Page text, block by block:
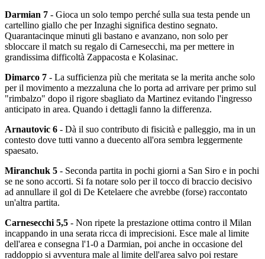
Darmian 7 - Gioca un solo tempo perché sulla sua testa pende un
cartellino giallo che per Inzaghi significa destino segnato.
Quarantacinque minuti gli bastano e avanzano, non solo per
sbloccare il match su regalo di Carnesecchi, ma per mettere in
grandissima difficoltà Zappacosta e Kolasinac.
Dimarco 7 - La sufficienza più che meritata se la merita anche solo
per il movimento a mezzaluna che lo porta ad arrivare per primo sul
"rimbalzo" dopo il rigore sbagliato da Martinez evitando l'ingresso
anticipato in area. Quando i dettagli fanno la differenza.
Arnautovic 6 - Dà il suo contributo di fisicità e palleggio, ma in un
contesto dove tutti vanno a duecento all'ora sembra leggermente
spaesato.
Miranchuk 5 - Seconda partita in pochi giorni a San Siro e in pochi
se ne sono accorti. Si fa notare solo per il tocco di braccio decisivo
ad annullare il gol di De Ketelaere che avrebbe (forse) raccontato
un'altra partita.
Carnesecchi 5,5 - Non ripete la prestazione ottima contro il Milan
incappando in una serata ricca di imprecisioni. Esce male al limite
dell'area e consegna l'1-0 a Darmian, poi anche in occasione del
raddoppio si avventura male al limite dell'area salvo poi restare